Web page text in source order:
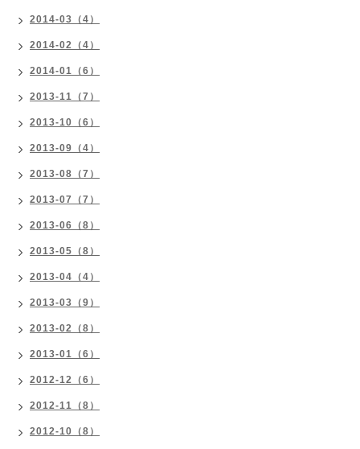
2014-03（4）
2014-02（4）
2014-01（6）
2013-11（7）
2013-10（6）
2013-09（4）
2013-08（7）
2013-07（7）
2013-06（8）
2013-05（8）
2013-04（4）
2013-03（9）
2013-02（8）
2013-01（6）
2012-12（6）
2012-11（8）
2012-10（8）